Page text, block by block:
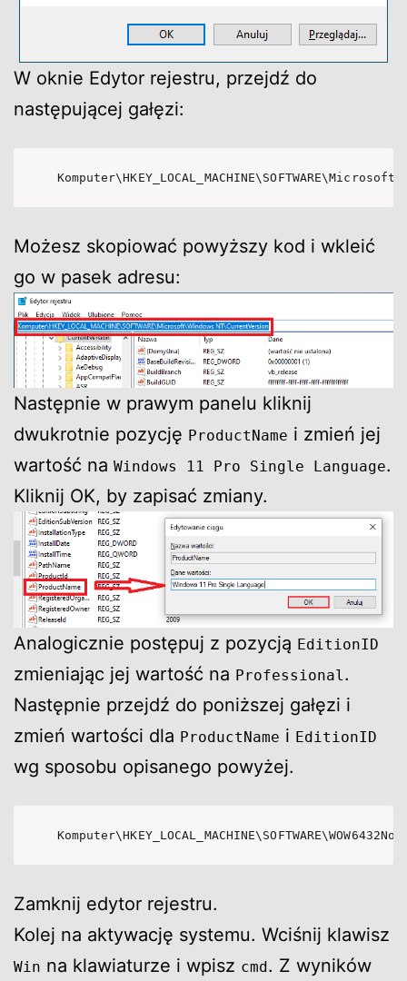
W oknie Edytor rejestru, przejdź do
następującej gałęzi:
Możesz skopiować powyższy kod i wkleić
go w pasek adresu:
Następnie w prawym panelu kliknij
dwukrotnie pozycję ProductName i zmień jej
wartość na Windows 11 Pro Single Language.
Kliknij OK, by zapisać zmiany.
Analogicznie postępuj z pozycją EditionID
zmieniając jej wartość na Professional.
Następnie przejdź do poniższej gałęzi i
zmień wartości dla ProductName i EditionID
wg sposobu opisanego powyżej.
Zamknij edytor rejestru.
Kolej na aktywację systemu. Wciśnij klawisz
Win na klawiaturze i wpisz cmd . Z wyników